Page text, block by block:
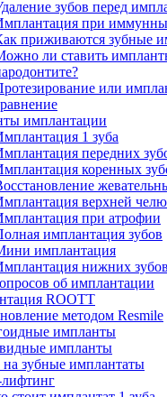
зубов перед
при
приживаются зубные
ли ставить
или
имплантации
1 зуба
передних
коренных
верхней
при атрофии
имплантация зубов
имплантация
нижних зубов
об имплантации
ROOTT
методом Resmile
импланты
импланты
зубные имплантаты